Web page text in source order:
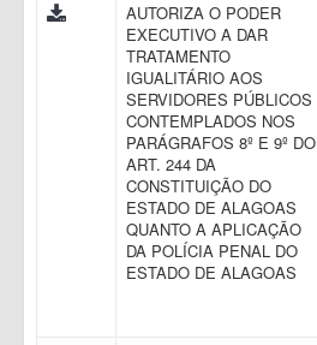
AUTORIZA O PODER
EXECUTIVO A DAR
TRATAMENTO
IGUALITÁRIO AOS
SERVIDORES PÚBLICOS
CONTEMPLADOS NOS
PARÁGRAFOS 8º E 9º DO
ART. 244 DA
CONSTITUIÇÃO DO
ESTADO DE ALAGOAS
QUANTO A APLICAÇÃO
DA POLÍCIA PENAL DO
ESTADO DE ALAGOAS